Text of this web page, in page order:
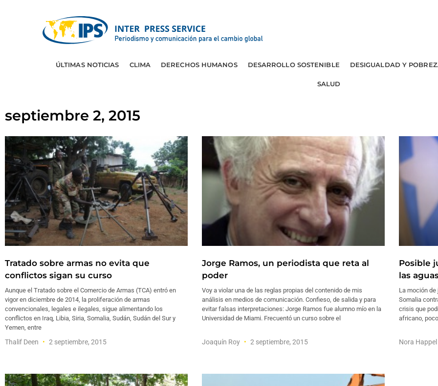
ÚLTIMAS NOTICIAS CLIMA DERECHOS HUMANOS DESARROLLO SOSTENIBLE DESIGUALDAD Y
SALUD
septiembre 2, 2015
Tratado sobre armas no evita que
conflictos sigan su curso
Aunque el Tratado sobre el Comercio de Armas (TCA) entró en
vigor en diciembre de 2014, la proliferación de armas
convencionales, legales e ilegales, sigue alimentando los
conflictos en Iraq, Libia, Siria, Somalia, Sudán, Sudán del Sur y
Yemen, entre
Thalif Deen 2 septiembre, 2015
Jorge Ramos, un periodista que reta al
poder
Voy a violar una de las reglas propias del contenido de mis
análisis en medios de comunicación. Confieso, de salida y para
evitar falsas interpretaciones: Jorge Ramos fue alumno mío en la
Universidad de Miami. Frecuentó un curso sobre el
Joaquín Roy 2 septiembre, 2015
Posible
las
La moción
Somalia
crisis que
africano,
Nora Happel